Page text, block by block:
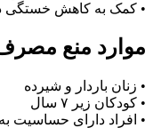
• کمک به کاهش خستگی
موارد منع
• زنان باردار و شیرده
• کودکان زیر ۷ سال
• افراد دارای حساسیت به